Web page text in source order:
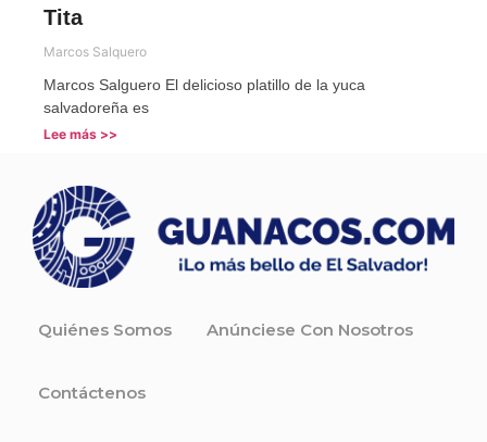
Tita
Marcos Salquero
Marcos Salguero El delicioso platillo de la yuca
salvadoreña es
Lee más >>
Quiénes Somos Anúnciese Con Nosotros
Contáctenos